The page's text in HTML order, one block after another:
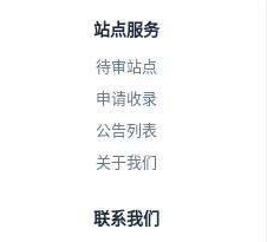
站点服务
待审站点
申请收录
公告列表
关于我们
联系我们